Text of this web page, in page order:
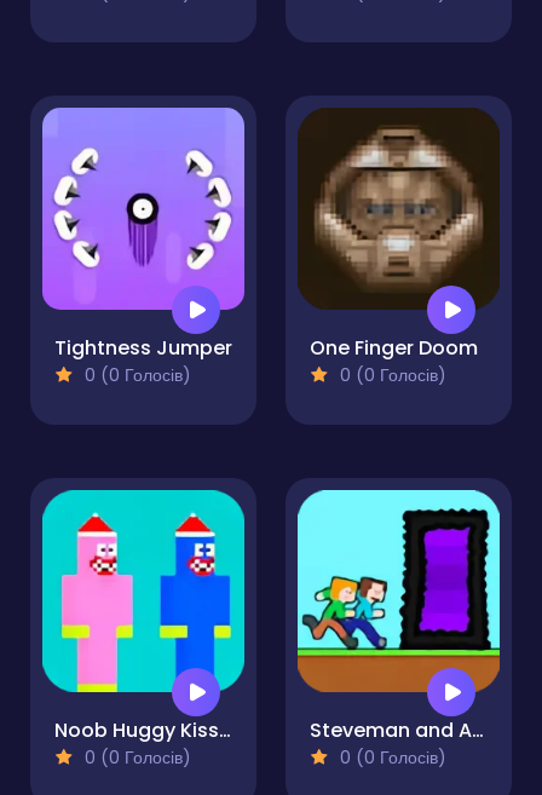
Tightness Jumper
0 (0 Голосів)
One Finger Doom
0 (0 Голосів)
Noob Huggy Kissiy
0 (0 Голосів)
Steveman and Alexwoman
0 (0 Голосів)